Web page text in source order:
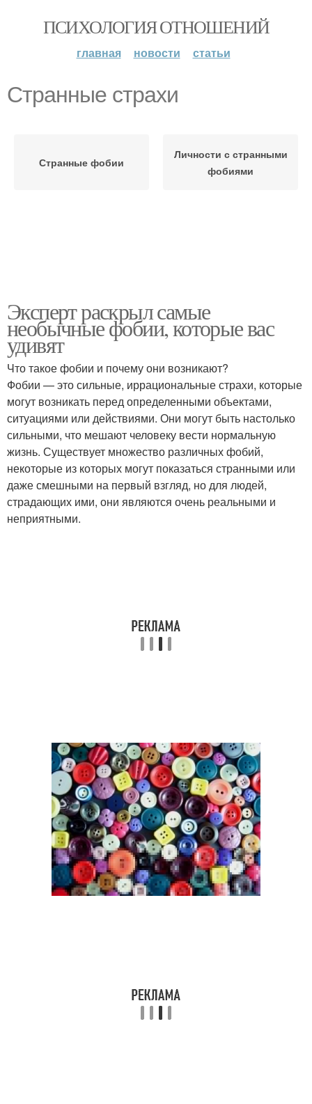
ПСИХОЛОГИЯ ОТНОШЕНИЙ
главная новости статьи
Странные страхи
Странные фобии
Личности с странными
фобиями
Эксперт раскрыл самые
необычные фобии, которые вас
удивят
Что такое фобии и почему они возникают?
Фобии — это сильные, иррациональные страхи, которые
могут возникать перед определенными объектами,
ситуациями или действиями. Они могут быть настолько
сильными, что мешают человеку вести нормальную
жизнь. Существует множество различных фобий,
некоторые из которых могут показаться странными или
даже смешными на первый взгляд, но для людей,
страдающих ими, они являются очень реальными и
неприятными.